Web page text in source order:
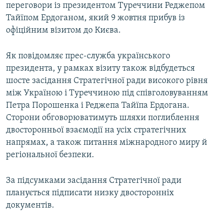
Усі сайти RFE/RL
переговори із президентом Туреччини Реджепом
Тайїпом Ердоганом, який 9 жовтня прибув із
офіційним візитом до Києва.
Як повідомляє прес-служба українського
президента, у рамках візиту також відбудеться
шосте засідання Стратегічної ради високого рівня
між Україною і Туреччиною під співголовуванням
Петра Порошенка і Реджепа Тайїпа Ердогана.
Сторони обговорюватимуть шляхи поглиблення
двосторонньої взаємодії на усіх стратегічних
напрямах, а також питання міжнародного миру й
регіональної безпеки.
За підсумками засідання Стратегічної ради
планується підписати низку двосторонніх
документів.